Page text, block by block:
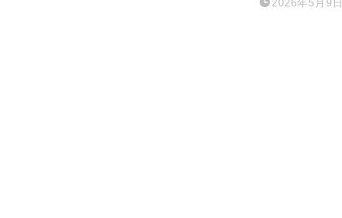
2026年5月9日